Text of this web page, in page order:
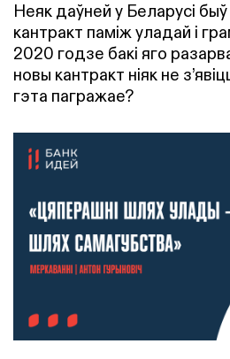
Неяк даўней у Беларусі
кантракт паміж уладай і
2020 годзе бакі яго
новы кантракт ніяк не
гэта пагражае?